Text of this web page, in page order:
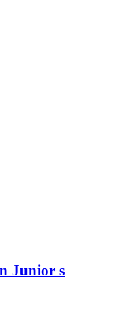
Junior s